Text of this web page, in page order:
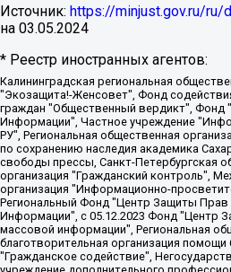
Источник: https://minjust.gov.ru/
на 03.05.2024
* Реестр иностранных агентов:
Калининградская региональная общественная организация "Экозащита!-Женсовет", Фонд содействия защите прав и свобод граждан "Общественный вердикт", Фонд "Институт Развития Свободы Информации", Частное учреждение "Информационное агентство МЕМО. РУ", Региональная общественная организация "Общественная комиссия по сохранению наследия академика Сахарова", Фонд поддержки свободы прессы, Санкт-Петербургская общественная правозащитная организация "Гражданский контроль", Межрегиональная общественная организация "Информационно-просветительский центр "Мемориал", Региональный Фонд "Центр Защиты Прав Средств Массовой Информации", с 05.12.2023 Фонд "Центр Защиты Прав Средств массовой информации", Региональная общественная благотворительная организация помощи беженцам и мигрантам "Гражданское содействие", Негосударственное образовательное учреждение дополнительного профессионального образования (повышение квалификации) специалистов "АКАДЕМИЯ ПО ПРАВАМ ЧЕЛОВЕКА", Свердловская региональная общественная организация "Сутяжник", Автономная некоммерческая организация "Центр независимых социологических исследований", Союз общественных объединений "Российский исследовательский центр по правам человека", Региональное общественное учреждение научно-информационный центр "МЕМОРИАЛ", Некоммерческая организация "Фонд защиты гласности", Автономная некоммерческая организация "Институт прав человека", Городская общественная организация "Екатеринбургское общество "МЕМОРИАЛ", Городская общественная организация "Рязанское историко-просветительское и правозащитное общество "Мемориал" (Рязанский Мемориал), Челябинский региональный орган общественной самодеятельности – женское общественное объединение "Женщины Евразии", Челябинский региональный орган общественной самодеятельности "Уральская правозащитная группа", Фонд содействия защите здоровья и социальной справедливости имени Андрея Рылькова, Автономная Некоммерческая Организация "Аналитический Центр Юрия Левады", Автономная некоммерческая организация социальной поддержки населения "Проект Апрель", Региональная общественная организация помощи женщинам и детям, находящимся в кризисной ситуации "Информационно-методический центр "Анна", Фонд содействия развитию массовых коммуникаций и правовому просвещению "Так-так-Так", Фонд содействия устойчивому развитию "Серебряная тайга", Свердловский региональный общественный фонд социальных проектов "Новое время", "Idel.Реалии", Кавказ.Реалии, Крым.Реалии, Телеканал Настоящее Время, Татаро-башкирская служба Радио Свобода (Azatliq Radiosi), Радио Свободная Европа/Радио Свобода (PCE/PC), "Сибирь.Реалии", "Фактограф", Благотворительный фонд помощи осужденным и их семьям, Автономная некоммерческая организация "Институт глобализации и социальных движений", Фонд "В защиту прав заключенных", Частное учреждение "Центр поддержки и содействия развитию средств массовой информации", Пензенский региональный общественный благотворительный фонд "Гражданский союз", "Север.Реалии", Некоммерческая организация Фонд "Правовая инициатива", Общество с ограниченной ответственностью "Радио Свободная Европа/Радио Свобода", Чешское информационное агентство "MEDIUM-ORIENT", Красноярская региональная общественная организация "Мы против СПИДа", Камалягин Денис Николаевич, Маркелов Сергей Евгеньевич, Пономарев Лев Александрович, Савицкая Людмила Алексеевна, Автономная некоммерческая организация "Центр по работе с проблемой насилия "НАСИЛИЮ.НЕТ", Межрегиональный профессиональный союз работников здравоохранения "Альянс врачей", Юридическое лицо, зарегистрированное в Латвийской Республике, SIA "Medusa Project" (регистрационный номер 40103797863, дата регистрации 10.06.2014), Некоммерческая организация "Фонд по борьбе с коррупцией", Автономная некоммерческая организация "Институт права и публичной политики", Баданин Роман Сергеевич, Гликин Максим Александрович, Железнова Мария Михайловна, Лукьянова Юлия Сергеевна, Маетная Елизавета Витальевна, Маняхин Петр Борисович, Чуракова Ольга Владимировна, Ярош Юлия Петровна, Юридическое лицо "The Insider SIA", зарегистрированное в Риге, Латвийская Республика (дата регистрации 26.06.2015), являющееся администратором доменного имени интернет-издания "The Insider SIA", https://theins.ru, Постернак Алексей Евгеньевич, Рубин Михаил Аркадьевич, Анин Роман Александрович, Юридическое лицо Istories fonds, зарегистрированное в Латвийской Республике (регистрационный номер 50008295751, дата регистрации 24.02.2020), Великовский Дмитрий Александрович, Долинина Ирина Николаевна, Мароховская Алеся Алексеевна, Шлейнов Роман Юрьевич, Шмагун Олеся Валентиновна, Общество с ограниченной ответственностью "Альтаир 2021", Общество с ограниченной ответственностью "Вега 2021", Общество с ограниченной ответственностью "Главный редактор 2021", Общество с ограниченной ответственностью "Ромашки монолит", Важенков Артем Валерьевич, Ивановская областная общественная организация "Центр гендерных исследований", Гурман Юрий Альбертович, Медиапроект "ОВД-Инфо", Егоров Владимир Владимирович, Жилинский Владимир Александрович, Общество с ограниченной ответственностью "ЗП", Иванова София Юрьевна, Карезина Инна Павловна, Кильтау Екатерина Викторовна, Петров Алексей Викторович, Пискунов Сергей Евгеньевич, Смирнов Сергей Сергеевич, Тихонов Михаил Сергеевич, Общество с ограниченной ответственностью "ЖУРНАЛИСТ-ИНОСТРАННЫЙ АГЕНТ", Арапова Галина Юрьевна, Вольтская Татьяна Анатольевна, Американская компания "Mason G.E.S. Anonymous Foundation" (США), являющаяся владельцем интернет-издания https://mnews.world/, Компания "Stichting Bellingcat", зарегистрированная в Нидерландах (дата регистрации 11.07.2018), Захаров Андрей Вячеславович, Клепиковская Екатерина Дмитриевна, Общество с ограниченной ответственностью "МЕМО", Перл Роман Александрович, Симонов Евгений Алексеевич, Соловьева Елена Анатольевна, Сотников Даниил Владимирович, Сурначева Елизавета Дмитриевна, Автономная некоммерческая организация по защите прав человека и информированию населения "Якутия – Наше Мнение", Общество с ограниченной ответственностью "Москоу диджитал медиа", с 26.01.2023 Общество с ограниченной ответственностью "Чайка Белые сады", Ветошкина Валерия Валерьевна, Заговора Максим Александрович, Межрегиональное общественное движение "Российская ЛГБТ - сеть", Оленичев Максим Владимирович, Павлов Иван Юрьевич, Скворцова Елена Сергеевна, Общество с ограниченной ответственностью "Как бы инагент", Кочетков Игорь Викторович, Общество с ограниченной ответственностью "Честные выборы", Еланчик Олег Александрович, Общество с ограниченной ответственностью "Нобелевский призыв", Гималова Регина Эмилевна, Григорьев Андрей Валерьевич, Григорьева Алина Александровна, Ассоциация по содействию защите прав призывников, альтернативнослужащих и военнослужащих "Правозащитная группа "Гражданин.Армия.Право", Хисамова Регина Фаритовна, Автономная некоммерческая организация по реализации социально-правовых программ "Лилит", Дальневосточное общественное движение "Маяк", Санкт-